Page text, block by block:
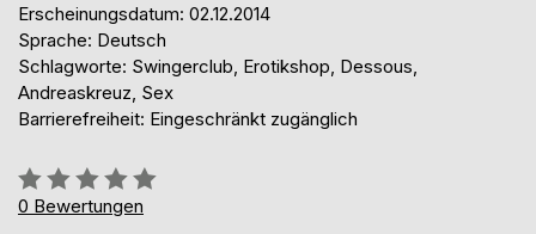
Erscheinungsdatum: 02.12.2014
Sprache: Deutsch
Schlagworte: Swingerclub, Erotikshop, Dessous,
Andreaskreuz, Sex
Barrierefreiheit: Eingeschränkt zugänglich
Bewertung::
0%
0 Bewertungen